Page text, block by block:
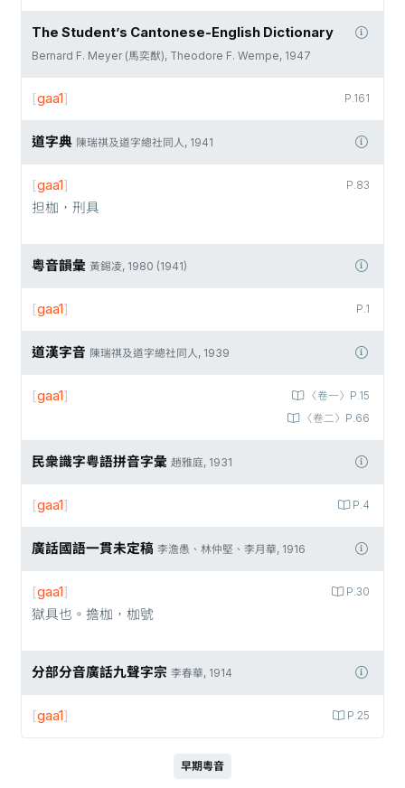
The Student’s Cantonese-English Dictionary
Bernard F. Meyer (馬奕猷), Theodore F. Wempe, 1947
P.161
[gaa1]
道字典 陳瑞祺及道字總社同人, 1941
P.83
[gaa1]
担枷，刑具
粵音韻彙 黃錫凌, 1980 (1941)
P.1
[gaa1]
道漢字音 陳瑞祺及道字總社同人, 1939
〈卷一〉P.15
〈卷二〉P.66
[gaa1]
民衆識字粤語拼音字彙 趙雅庭, 1931
P.4
[gaa1]
廣話國語一貫未定稿 李澹愚、林仲堅、李月華, 1916
P.30
[gaa1]
獄具也。擔枷，枷號
分部分音廣話九聲字宗 李春華, 1914
P.25
[gaa1]
早期粵音